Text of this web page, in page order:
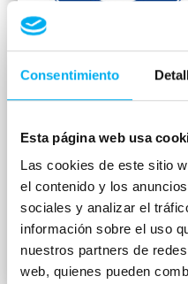
Consentimiento
Esta página web usa
Las cookies de este sitio
el contenido y los
sociales y analizar el
información sobre el uso
nuestros partners de
web, quienes pueden
Certificado de
Certificado:
acuerdo a la
ISO14001:2004»
Classe y anexo